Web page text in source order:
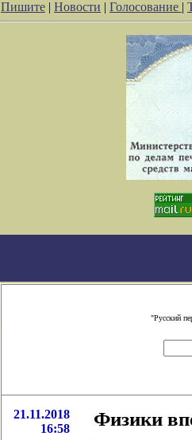
Пишите | Новости | Голосование |
"Русский
21.11.2018
16:58
Физики